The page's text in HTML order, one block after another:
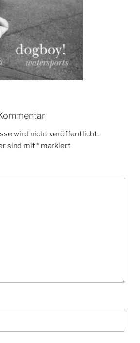
wird nicht veröffentlicht.
sind mit* markiert